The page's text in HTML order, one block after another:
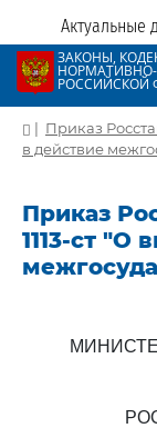
Актуальные
ЗАКОНЫ,
РОССИЙСКОЙ
| Приказ
в действие
Приказ
1113-ст "О